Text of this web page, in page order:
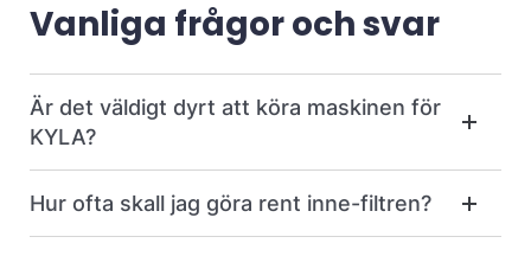
Vanliga frågor och svar
Är det väldigt dyrt att köra maskinen för
KYLA?
Hur ofta skall jag göra rent inne-filtren?